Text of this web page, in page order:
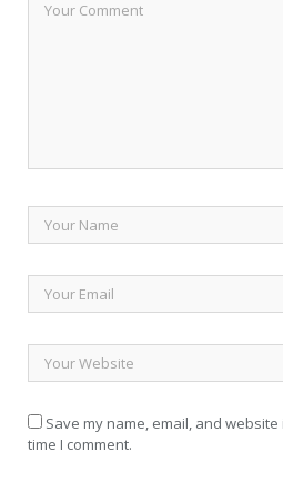
Save my name, email, and
time I comment.